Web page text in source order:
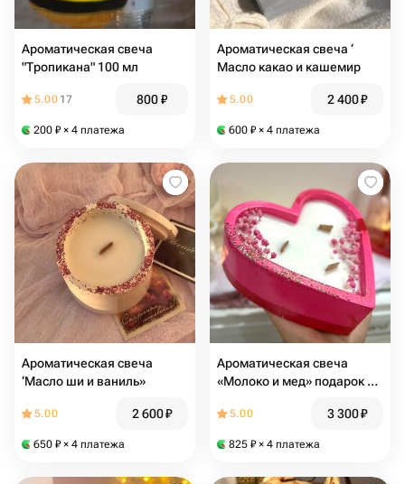
Ароматическая свеча
"Тропикана" 100 мл
5.00 17 800₽
200 ₽ × 4 платежа
Ароматическая свеча ‘
Масло какао и кашемир
5.00 2 400₽
600 ₽ × 4 платежа
Ароматическая свеча
‘Масло ши и ваниль»
5.00 2 600₽
650 ₽ × 4 платежа
Ароматическая свеча
«Молоко и мед» подарок на
5.00 3 300₽
825 ₽ × 4 платежа